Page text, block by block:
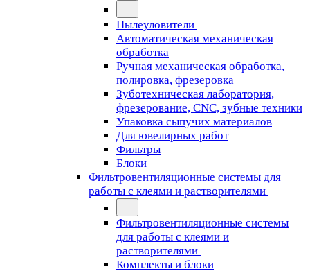
Пылеуловители
Автоматическая механическая
обработка
Ручная механическая обработка,
полировка, фрезеровка
Зуботехническая лаборатория,
фрезерование, CNC, зубные техники
Упаковка сыпучих материалов
Для ювелирных работ
Фильтры
Блоки
Фильтровентиляционные системы для
работы с клеями и растворителями
Фильтровентиляционные системы
для работы с клеями и
растворителями
Комплекты и блоки